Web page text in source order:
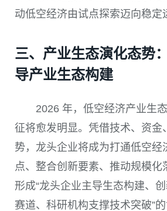
动低空经济由试点探索迈向稳定
三、产业生态演化态势
导产业生态构建
2026 年，低空经济产业生
征将愈发明显。凭借技术、资金
势，龙头企业将成为打通低空经
点、整合创新要素、推动规模化
形成“龙头企业主导生态构建、
赛道、科研机构支撑技术突破”的